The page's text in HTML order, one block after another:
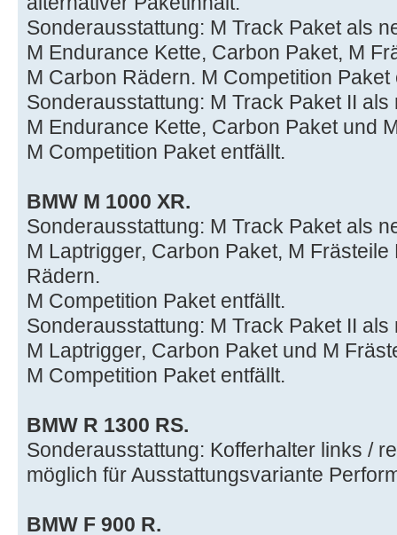
Sonderausstattung: M Track Paket als
M Endurance Kette, Carbon Paket, M
M Carbon Rädern. M Competition Paket
Sonderausstattung: M Track Paket II als
M Endurance Kette, Carbon Paket und
M Competition Paket entfällt.
BMW M 1000 XR.
Sonderausstattung: M Track Paket als
M Laptrigger, Carbon Paket, M
Rädern.
M Competition Paket entfällt.
Sonderausstattung: M Track Paket II als
M Laptrigger, Carbon Paket und M
M Competition Paket entfällt.
BMW R 1300 RS.
Sonderausstattung: Kofferhalter links /
möglich für Ausstattungsvariante
BMW F 900 R.